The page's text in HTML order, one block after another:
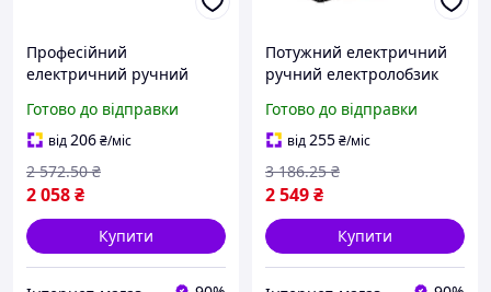
Професійний
електричний ручний
Einhell TC-JS 80/1 : 550 Вт,
3000 об/хв, глибина різу
80мм (4321145)
Готово до відправки
від206₴/міс
2 058₴
2 572.50 ₴
Купити
Потужний електричний
ручний електролобзик
3000 ход/хв, хід полотна
28 мм, вага 2.7кг
Готово до відправки
від255₴/міс
2 549₴
3 186.25 ₴
Купити